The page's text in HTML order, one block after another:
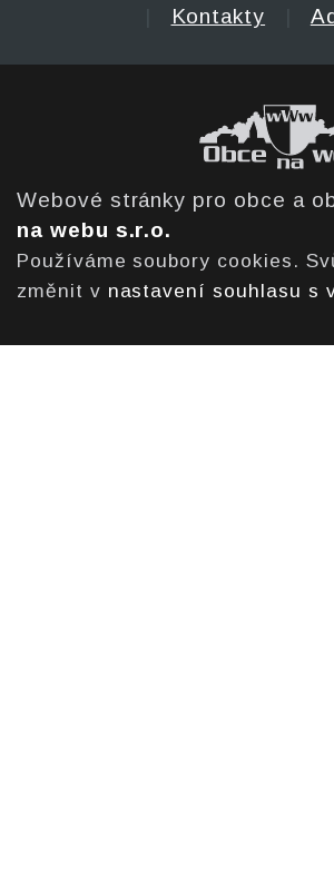
Kontakty
Webové stránky pro obce a
na webu s.r.o.
Používáme soubory cookies.
změnit v nastavení souhlasu s